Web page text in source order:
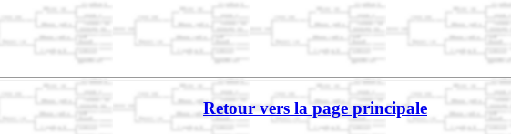
Retour vers la page principale